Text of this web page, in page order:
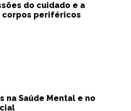
do cuidado e a
corpos periféricos
na Saúde Mental e no